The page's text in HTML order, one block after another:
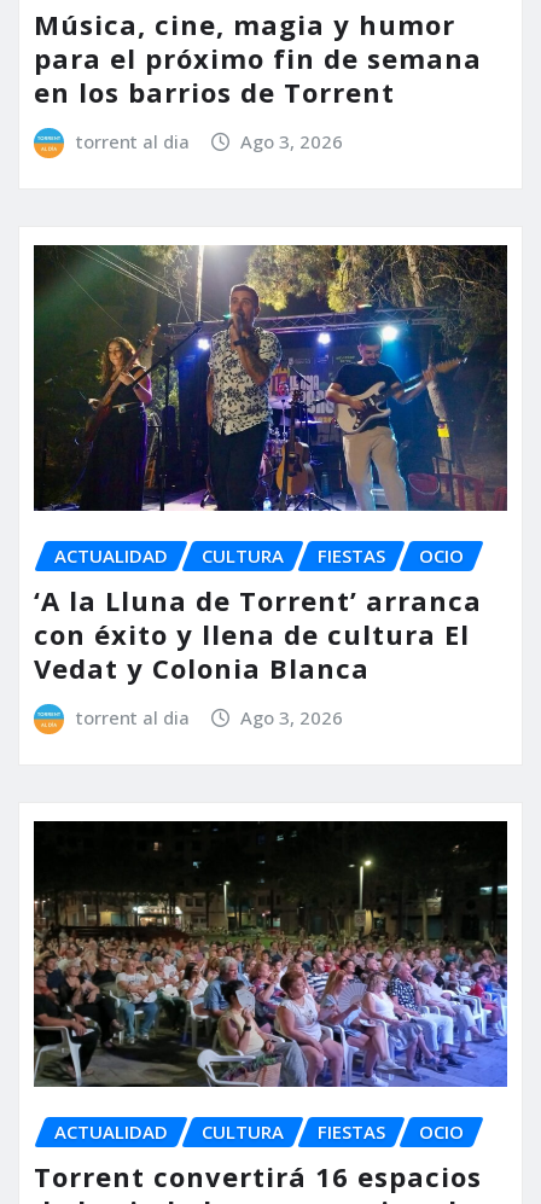
Música, cine, magia y humor
para el próximo fin de semana
en los barrios de Torrent
torrent al dia Ago 3, 2026
ACTUALIDAD CULTURA FIESTAS OCIO
‘A la Lluna de Torrent’ arranca
con éxito y llena de cultura El
Vedat y Colonia Blanca
torrent al dia Ago 3, 2026
ACTUALIDAD CULTURA FIESTAS OCIO
Torrent convertirá 16 espacios